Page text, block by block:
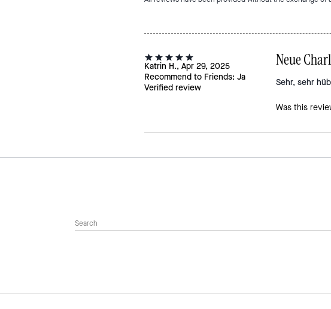
Katrin H., Apr 29, 2025
Recommend to Friends: Ja
Verified review
Neue
Sehr, sehr
Was this